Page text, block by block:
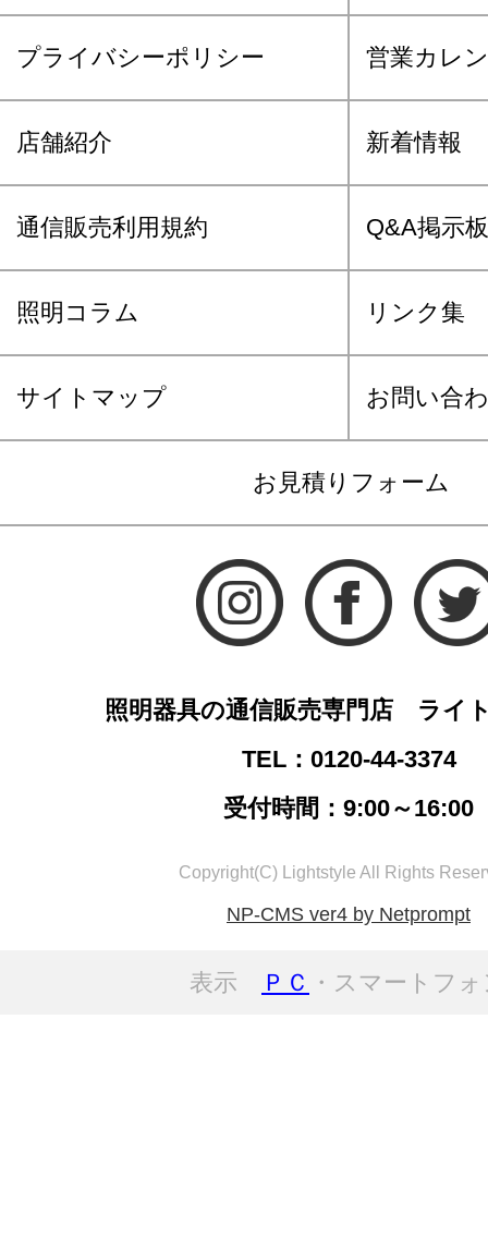
プライバシーポリシー 営業カレ
店舗紹介 新着情報
通信販売利用規約 Q&A掲示板
照明コラム リンク集
サイトマップ お問い合
お見積りフォーム
照明器具の通信販売専門店 ライ
TEL：0120-44-3374
受付時間：9:00～16:00
Copyright(C) Lightstyle All Rights
NP-CMS ver4 by Netprompt
表示 ＰＣ ・スマートフ